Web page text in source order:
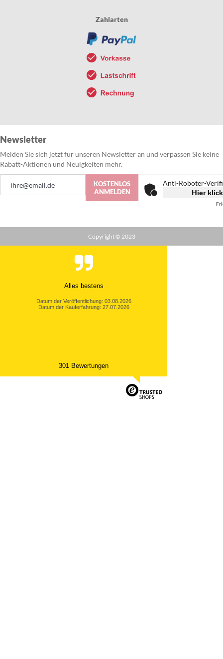
Zahlarten
Newsletter
Melden Sie sich jetzt für unseren Newsletter an und verpassen Sie keine
Rabatt-Aktionen und Neuigkeiten mehr.
zum
KOSTENLOS
ANMELDEN
Anti-Roboter-
Hier
Copyright © 2023
Alles bestens
Datum der Veröffentlichung: 03.08.2026
Datum der Kauferfahrung: 27.07.2026
301 Bewertungen